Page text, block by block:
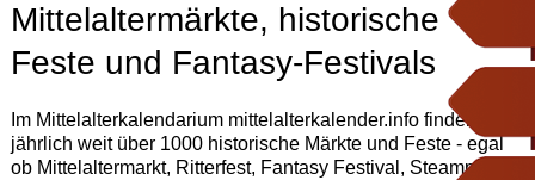
Mittelaltermärkte, historische
Feste und Fantasy-Festivals
Im Mittelalterkalendarium mittelalterkalender.info finden Sie
jährlich weit über 1000 historische Märkte und Feste - egal
ob Mittelaltermarkt, Ritterfest, Fantasy Festival, Steampunk,